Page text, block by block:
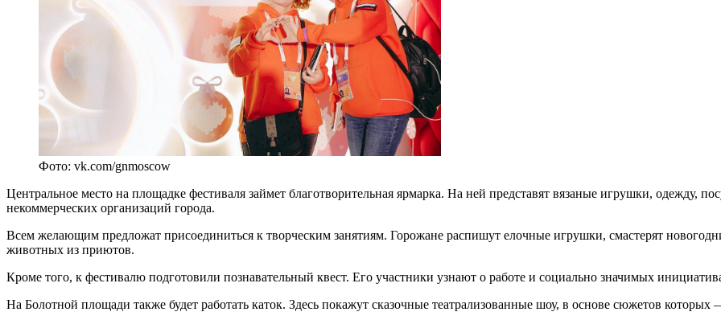
Фото: vk.com/gnmoscow
Центральное место на площадке фестиваля займет благотворительная ярмарка. На ней представят вязаные игрушки, одежду,
некоммерческих организаций города.
Всем желающим предложат присоединиться к творческим занятиям. Горожане распишут елочные игрушки, смастерят
животных из приютов.
Кроме того, к фестивалю подготовили познавательный квест. Его участники узнают о работе и социально значимых
На Болотной площади также будет работать каток. Здесь покажут сказочные театрализованные шоу, в основе сюжетов которых